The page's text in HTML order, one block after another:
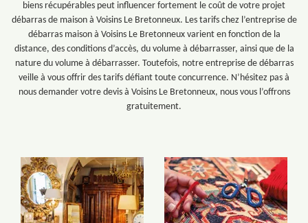
biens récupérables peut influencer fortement le coût de votre projet
débarras de maison à Voisins Le Bretonneux. Les tarifs chez l’entreprise de
débarras maison à Voisins Le Bretonneux varient en fonction de la
distance, des conditions d’accès, du volume à débarrasser, ainsi que de la
nature du volume à débarrasser. Toutefois, notre entreprise de débarras
veille à vous offrir des tarifs défiant toute concurrence. N’hésitez pas à
nous demander votre devis à Voisins Le Bretonneux, nous vous l’offrons
gratuitement.